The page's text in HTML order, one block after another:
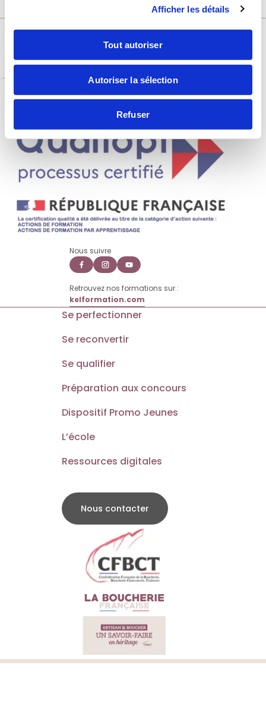
Afficher les détails
Tout autoriser
Autoriser la sélection
Refuser
Nous suivre
Retrouvez nos formations sur :
kelformation.com
Se perfectionner
Se reconvertir
Se qualifier
Préparation aux concours
Dispositif Promo Jeunes
L’école
Ressources digitales
Nous contacter